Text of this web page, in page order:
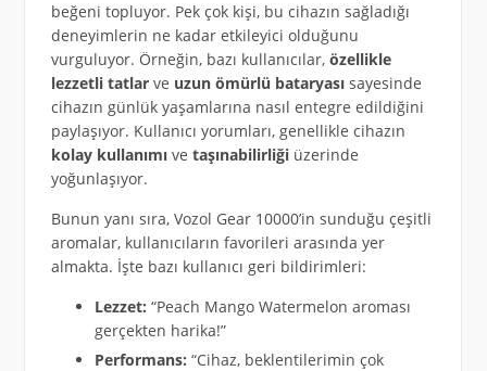
beğeni topluyor. Pek çok kişi, bu cihazın sağladığı
deneyimlerin ne kadar etkileyici olduğunu
vurguluyor. Örneğin, bazı kullanıcılar, özellikle
lezzetli tatlarve uzun ömürlü bataryasısayesinde
cihazın günlük yaşamlarına nasıl entegre edildiğini
paylaşıyor. Kullanıcı yorumları, genellikle cihazın
kolay kullanımıve taşınabilirliğiüzerinde
yoğunlaşıyor.
Bunun yanı sıra, Vozol Gear 10000’in sunduğu çeşitli
aromalar, kullanıcıların favorileri arasında yer
almakta. İşte bazı kullanıcı geri bildirimleri:
Lezzet: “Peach Mango Watermelon aroması
gerçekten harika!”
Performans: “Cihaz, beklentilerimin çok